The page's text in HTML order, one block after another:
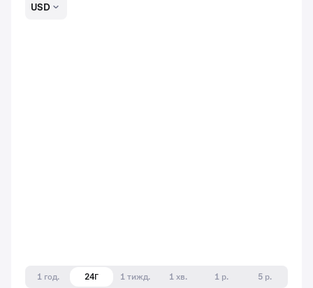
USD
1 год. 24Г 1 тижд. 1 хв. 1 р.
5 р.